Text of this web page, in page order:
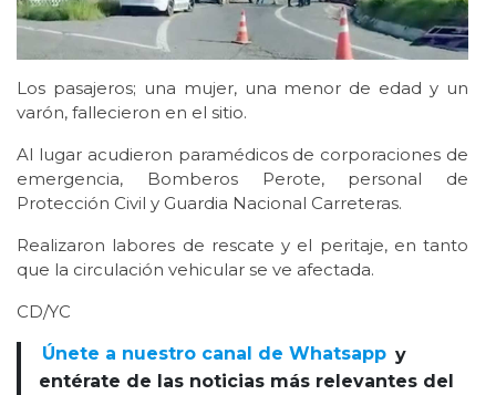
Los pasajeros; una mujer, una menor de edad y un
varón, fallecieron en el sitio.
Al lugar acudieron paramédicos de corporaciones de
emergencia, Bomberos Perote, personal de
Protección Civil y Guardia Nacional Carreteras.
Realizaron labores de rescate y el peritaje, en tanto
que la circulación vehicular se ve afectada.
CD/YC
Únete a nuestro canal de Whatsapp y
entérate de las noticias más relevantes del